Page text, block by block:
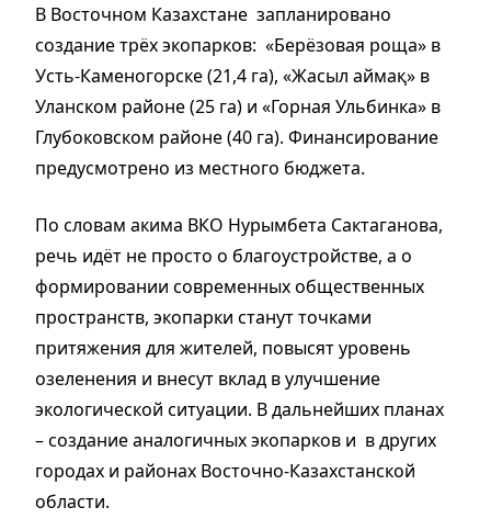
В Восточном Казахстане запланировано
создание трёх экопарков: «Берёзовая роща» в
Усть-Каменогорске (21,4 га), «Жасыл аймақ» в
Уланском районе (25 га) и «Горная Ульбинка» в
Глубоковском районе (40 га). Финансирование
предусмотрено из местного бюджета.
По словам акима ВКО Нурымбета Сактаганова,
речь идёт не просто о благоустройстве, а о
формировании современных общественных
пространств, экопарки станут точками
притяжения для жителей, повысят уровень
озеленения и внесут вклад в улучшение
экологической ситуации. В дальнейших планах
– создание аналогичных экопарков и в других
городах и районах Восточно-Казахстанской
области.